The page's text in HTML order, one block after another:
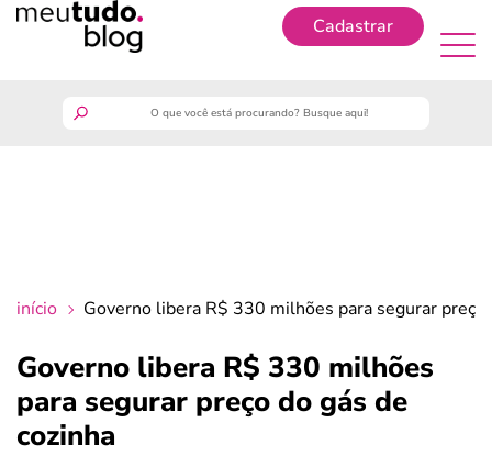
Cadastrar
crédito fácil
início Governo libera R$ 330 milhões para segurar preço
Governo libera R$ 330 milhões
para segurar preço do gás de
cozinha